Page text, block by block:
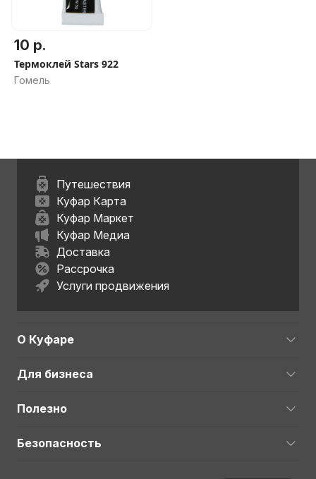
10 р.
Термоклей Stars 922
Гомель
Путешествия
Куфар Карта
Куфар Маркет
Куфар Медиа
Доставка
Рассрочка
Услуги продвижения
О Куфаре
Для бизнеса
Полезно
Безопасность